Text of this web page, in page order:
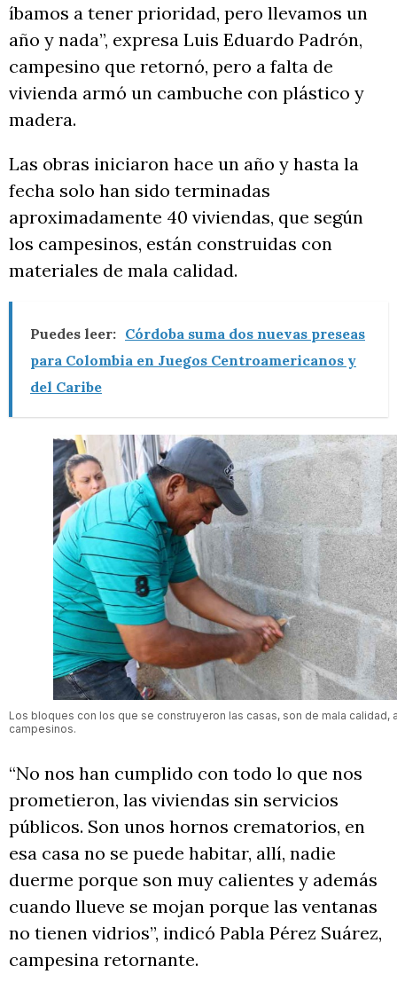
íbamos a tener prioridad, pero llevamos un
año y nada”, expresa Luis Eduardo Padrón,
campesino que retornó, pero a falta de
vivienda armó un cambuche con plástico y
madera.
Las obras iniciaron hace un año y hasta la
fecha solo han sido terminadas
aproximadamente 40 viviendas, que según
los campesinos, están construidas con
materiales de mala calidad.
Puedes leer: Córdoba suma dos nuevas preseas
para Colombia en Juegos Centroamericanos y
del Caribe
Los bloques con los que se construyeron las casas, son de mala calidad,
campesinos.
“No nos han cumplido con todo lo que nos
prometieron, las viviendas sin servicios
públicos. Son unos hornos crematorios, en
esa casa no se puede habitar, allí, nadie
duerme porque son muy calientes y además
cuando llueve se mojan porque las ventanas
no tienen vidrios”, indicó Pabla Pérez Suárez,
campesina retornante.